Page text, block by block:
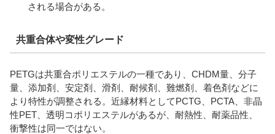
される場合がある。
共重合体や変性グレード
PETGは共重合ポリエステルの一種であり、CHDM量、分子
量、添加剤、安定剤、滑剤、耐候剤、難燃剤、着色剤などに
より特性が調整される。近縁材料としてPCTG、PCTA、非晶
性PET、透明コポリエステルがあるが、耐熱性、耐薬品性、
衝撃性は同一ではない。